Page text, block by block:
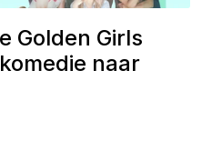
Golden Girls
naar